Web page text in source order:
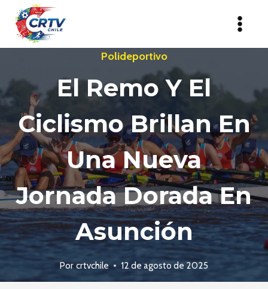
Saltar
contenido
Polideportivo
El Remo Y El
Ciclismo Brillan En
Una Nueva
Jornada Dorada En
Asunción
Porcrtvchile 12 de agosto de 2025